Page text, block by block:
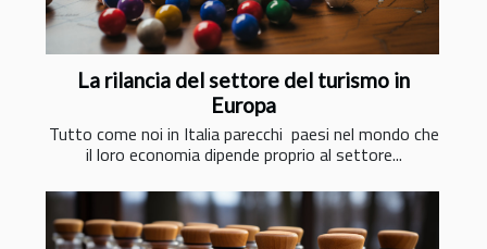
La rilancia del settore del turismo in
Europa
Tutto come noi in Italia parecchi paesi nel mondo che
il loro economia dipende proprio al settore...